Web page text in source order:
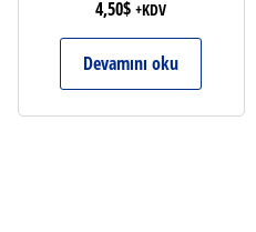
4,50$ +KDV
Devamını oku